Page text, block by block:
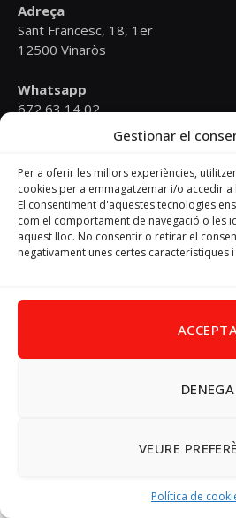
Gestionar el
Per a oferir les millors experiències,
cookies per a emmagatzemar i/o accedir
El consentiment d'aquestes tecnologies
com el comportament de navegació o les
aquest lloc. No consentir o retirar el
negativament unes certes característiques
ACCEPTA
DENEGA
VEURE
Política de
Adreça
Sant Francesc, 18, 1er
12500 Vinaròs
Whatsapp
672 63 14 02
psoevinaros@gmail.com
Horari
Dilluns de 19:00 a 20:30 h
© 2026 PSPV -